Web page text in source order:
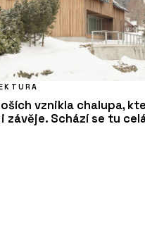
vznikla chalupa,
závěje. Schází se tu